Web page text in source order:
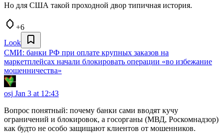
Но для США такой проходной двор типичная история.
+6
Look
СМИ: банки РФ при оплате крупных заказов на
маркетплейсах начали блокировать операции «во избежание
мошенничества»
osj Jan 3 at 12:43
Вопрос понятный: почему банки сами вводят кучу
ограничений и блокировок, а госорганы (МВД, Роскомнадзор)
как будто не особо защищают клиентов от мошенников.